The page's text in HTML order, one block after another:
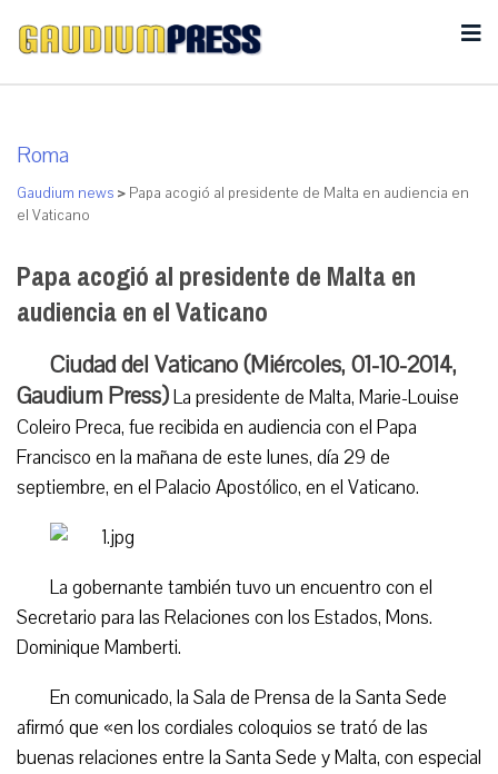
Roma
Gaudium news > Papa acogió al presidente de Malta en audiencia en
el Vaticano
Papa acogió al presidente de Malta en
audiencia en el Vaticano
Ciudad del Vaticano (Miércoles, 01-10-2014,
Gaudium Press)La presidente de Malta, Marie-Louise
Coleiro Preca, fue recibida en audiencia con el Papa
Francisco en la mañana de este lunes, día 29 de
septiembre, en el Palacio Apostólico, en el Vaticano.
La gobernante también tuvo un encuentro con el
Secretario para las Relaciones con los Estados, Mons.
Dominique Mamberti.
En comunicado, la Sala de Prensa de la Santa Sede
afirmó que «en los cordiales coloquios se trató de las
buenas relaciones entre la Santa Sede y Malta, con especial